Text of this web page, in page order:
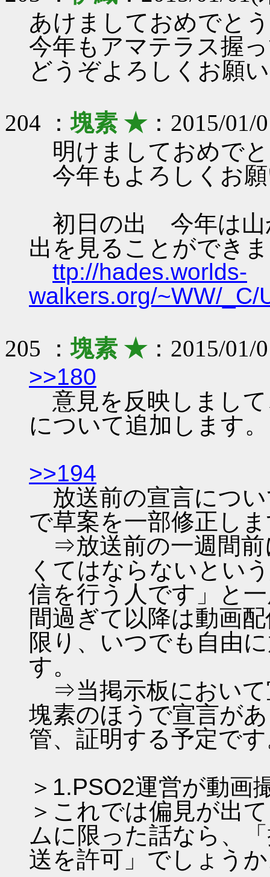
あけましておめでと
今年もアマテラス握
どうぞよろしくお願
204 ：塊素 ★：2015/01/
明けましておめで
今年もよろしくお
初日の出 今年は山
出を見ることができ
ttp://hades.worlds-
walkers.org/~WW/_C/
205 ：塊素 ★：2015/01/
>>180
意見を反映しまして
について追加します。
>>194
放送前の宣言につ
で草案を一部修正し
⇒放送前の一週間前
くてはならないとい
信を行う人です」と
間過ぎて以降は動画
限り、いつでも自由
す。
⇒当掲示板において
塊素のほうで宣言が
管、証明する予定で
＞1.PSO2運営が動画
＞これでは偏見が出
ムに限った話なら、
送を許可」でしょう